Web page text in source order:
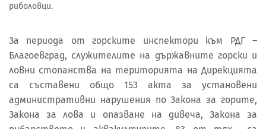
риболовци.
За периода от горските инспектори към РДГ –
Благоевград, служителите на държавните горски и
ловни стопанства на територията на Дирекцията
са съставени общо 153 акта за установени
административни нарушения по Закона за горите,
Закона за лова и опазване на дивеча, Закона за